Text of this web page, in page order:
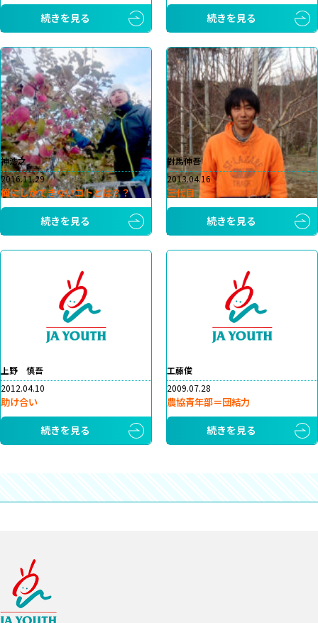
続きを見る
続きを見る
神浩之
2016.11.29
俺にしかできないコトとは？？
続きを見る
對馬伸吾
2013.04.16
三代目
続きを見る
上野 慎吾
2012.04.10
助け合い
続きを見る
工藤俊
2009.07.28
農協青年部＝団結力
続きを見る